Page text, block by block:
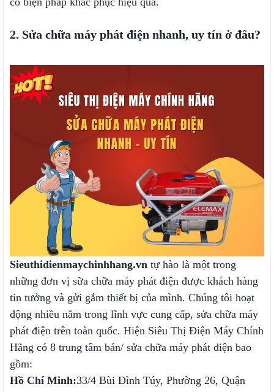
2. Sửa chữa máy phát điện nhanh, uy tín ở đâu?
Sieuthidienmaychinhhang.vn tự hào là một trong
những đơn vị sữa chữa máy phát điện được khách hàng
tin tưởng và gửi gắm thiết bị của mình. Chúng tôi hoạt
động nhiều năm trong lĩnh vực cung cấp, sửa chữa máy
phát điện trên toàn quốc. Hiện Siêu Thị Điện Máy Chính
Hãng có 8 trung tâm bán/ sửa chữa máy phát điện bao
gồm:
Hồ Chí Minh:33/4 Bùi Đình Túy, Phường 26, Quận